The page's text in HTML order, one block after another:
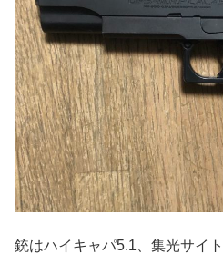
銃はハイキャパ5.1、集光サイ